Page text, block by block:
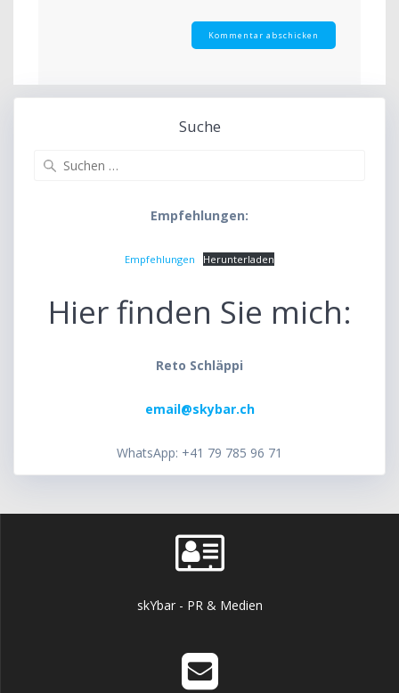
Suche
Empfehlungen:
Empfehlungen Herunterladen
Hier finden Sie mich:
Reto Schläppi
email@skybar.ch
WhatsApp: +41 79 785 96 71
skYbar - PR & Medien